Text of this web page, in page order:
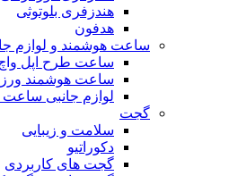
هندزفری بلوتوثی
هدفون
ساعت هوشمند و لوازم
ساعت طرح اپل
ساعت هوشمند
لوازم جانبی
گجت
سلامت و زیبایی
دکوراتیو
گجت های کاربردی